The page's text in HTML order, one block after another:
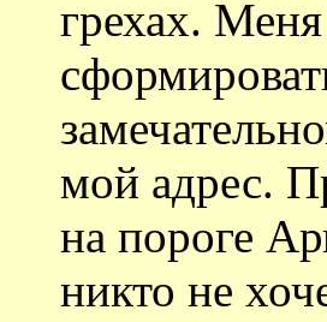
грехах. Меня
мой адрес.
на пороге
никто не